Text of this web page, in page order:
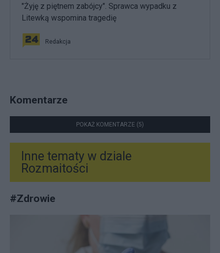
"Żyję z piętnem zabójcy". Sprawca wypadku z
Litewką wspomina tragedię
Redakcja
Komentarze
POKAŻ KOMENTARZE (5)
Inne tematy w dziale
Rozmaitości
#Zdrowie